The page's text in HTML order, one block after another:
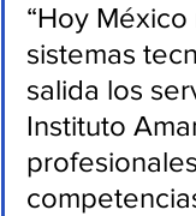
“Hoy
sistemas
salida los
Instituto